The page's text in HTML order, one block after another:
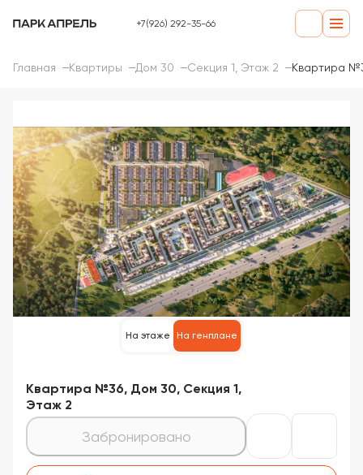
+7(926) 292-35-66
Главная Квартиры Дом 30 Секция 1, Этаж 2 Квартира
На этаже На генплане
Квартира №36, Дом 30, Секция 1,
Этаж 2
Забронировано